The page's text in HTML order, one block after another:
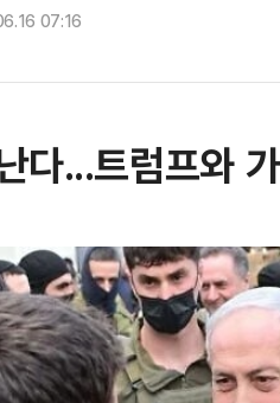
07:16
다...트럼프와